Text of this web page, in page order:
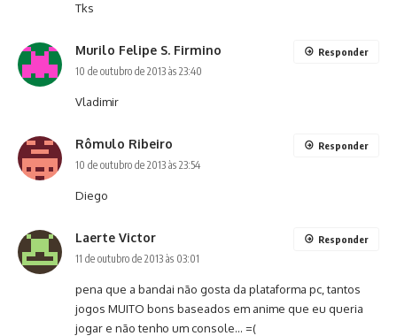
Tks
Murilo Felipe S. Firmino
10 de outubro de 2013 às 23:40
Vladimir
Responder
Rômulo Ribeiro
10 de outubro de 2013 às 23:54
Diego
Responder
Laerte Victor
11 de outubro de 2013 às 03:01
pena que a bandai não gosta da plataforma pc, tantos
jogos MUITO bons baseados em anime que eu queria
jogar e não tenho um console… =(
Responder